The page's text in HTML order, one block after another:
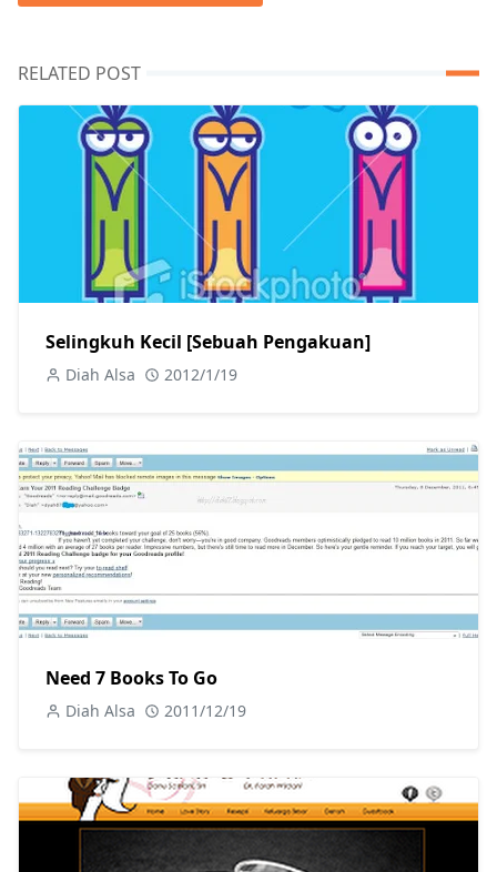
RELATED POST
Selingkuh Kecil [Sebuah Pengakuan]
Diah Alsa 2012/1/19
Need 7 Books To Go
Diah Alsa 2011/12/19